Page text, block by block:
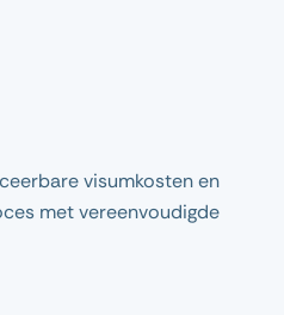
visumkosten en
met vereenvoudigde